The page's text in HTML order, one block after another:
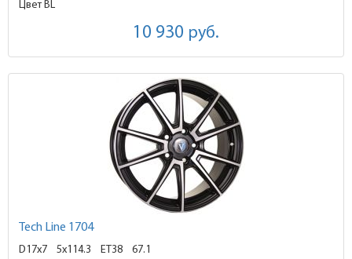
Цвет BL
10 930 руб.
Tech Line 1704
D17x7 5x114.3 ET38
67.1